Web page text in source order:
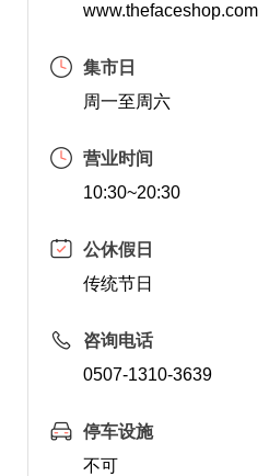
www.thefaceshop.com
集市日
周一至周六
营业时间
10:30~20:30
公休假日
传统节日
咨询电话
0507-1310-3639
停车设施
不可